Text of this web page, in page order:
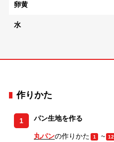
卵黄
水
作りかた
1 パン生地を作る
丸パンの作りかた 1 ~ 12